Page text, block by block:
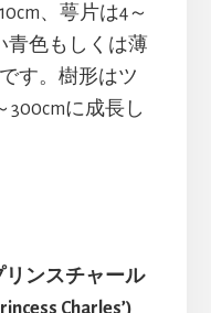
、萼片は4～
青色もしくは薄
す。樹形はツ
300cmに成長し
リンスチャール
Charles’)